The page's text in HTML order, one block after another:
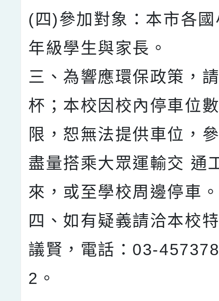
(四)參加對象：本市各
年級學生與家長。
三、為響應環保政策，
杯；本校因校內停車位
限，恕無法提供車位，
盡量搭乘大眾運輸交 通
來，或至學校周邊停車
四、如有疑義請洽本校
議賢，電話：03-
2。